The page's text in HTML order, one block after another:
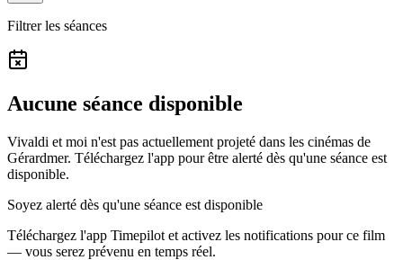
Filtrer les séances
Aucune séance disponible
Vivaldi et moi n'est pas actuellement projeté dans les cinémas de
Gérardmer. Téléchargez l'app pour être alerté dès qu'une séance est
disponible.
Soyez alerté dès qu'une séance est disponible
Téléchargez l'app Timepilot et activez les notifications pour ce film
— vous serez prévenu en temps réel.